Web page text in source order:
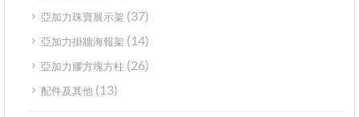
亞加力珠寶展示架 (37)
亞加力掛牆海報架 (14)
亞加力膠方塊方柱 (26)
配件及其他 (13)